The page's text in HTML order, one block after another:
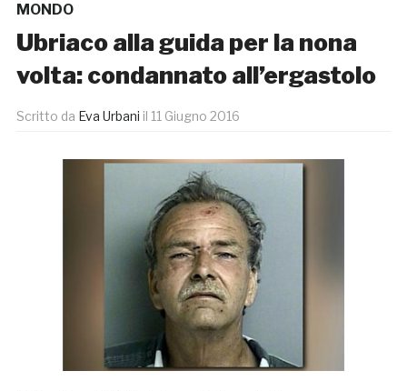
MONDO
Ubriaco alla guida per la nona
volta: condannato all’ergastolo
Scritto da Eva Urbani il 11 Giugno 2016